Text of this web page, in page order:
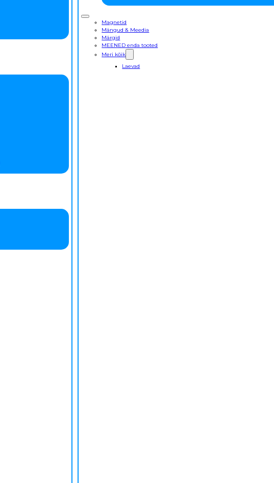
Magnetid
Mängud & Meedia
Märgid
MEENED enda tooted
Meri kõik
Laevad